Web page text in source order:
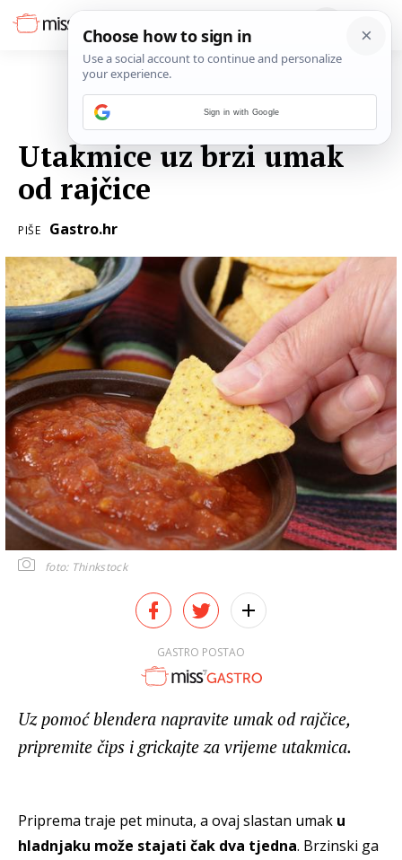
Utakmice uz brzi umak
od rajčice
PIŠE Gastro.hr
foto: Thinkstock
GASTRO POSTAO
Uz pomoć blendera napravite umak od rajčice,
pripremite čips i grickajte za vrijeme utakmica.
Priprema traje pet minuta, a ovaj slastan umak u
hladnjaku može stajati čak dva tjedna. Brzinski ga
Sign in with Google